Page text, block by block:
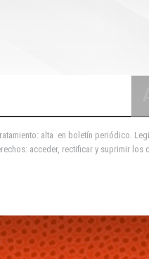
alta en boletín periódico.
acceder, rectificar y suprimir